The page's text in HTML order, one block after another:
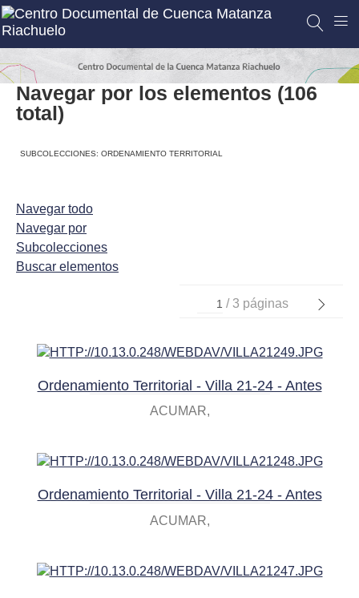
Navegar por los elementos (106
total)
SUBCOLECCIONES: ORDENAMIENTO TERRITORIAL
Navegar todo
Navegar por
Subcolecciones
Buscar elementos
/ 3 páginas
Ordenamiento Territorial - Villa 21-24 - Antes
ACUMAR
Ordenamiento Territorial - Villa 21-24 - Antes
ACUMAR